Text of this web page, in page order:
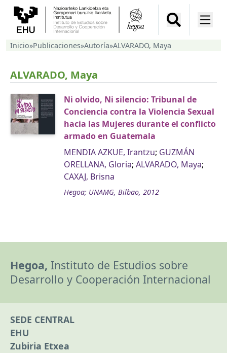
Inicio»Publicaciones»Autoría»ALVARADO, Maya
ALVARADO, Maya
Ni olvido, Ni silencio: Tribunal de
Conciencia contra la Violencia Sexual
hacia las Mujeres durante el conflicto
armado en Guatemala
MENDIA AZKUE, Irantzu; GUZMÁN
ORELLANA, Gloria; ALVARADO, Maya;
CAXAJ, Brisna
Hegoa; UNAMG, Bilbao, 2012
Hegoa, Instituto de Estudios sobre
Desarrollo y Cooperación Internacional
SEDE CENTRAL
EHU
Zubiria Etxea